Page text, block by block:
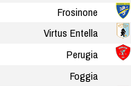
Frosinone
Virtus Entella
Perugia
Foggia